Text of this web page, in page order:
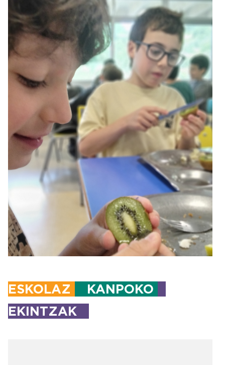
ESKOLAZ
KANPOKO
EKINTZAK